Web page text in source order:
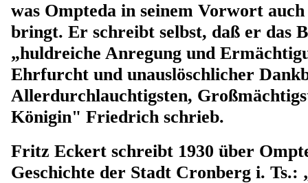
was Ompteda in seinem Vorwort
bringt. Er schreibt selbst, daß er das
„huldreiche Anregung und
Ehrfurcht und unauslöschlicher
Allerdurchlauchtigsten,
Königin" Friedrich schrieb.
Fritz Eckert schreibt 1930 über
Geschichte der Stadt Cronberg i. Ts.: